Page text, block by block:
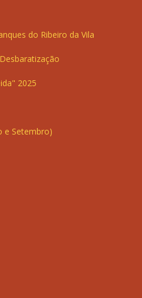
do Ribeiro da Vila
2025
e Setembro)